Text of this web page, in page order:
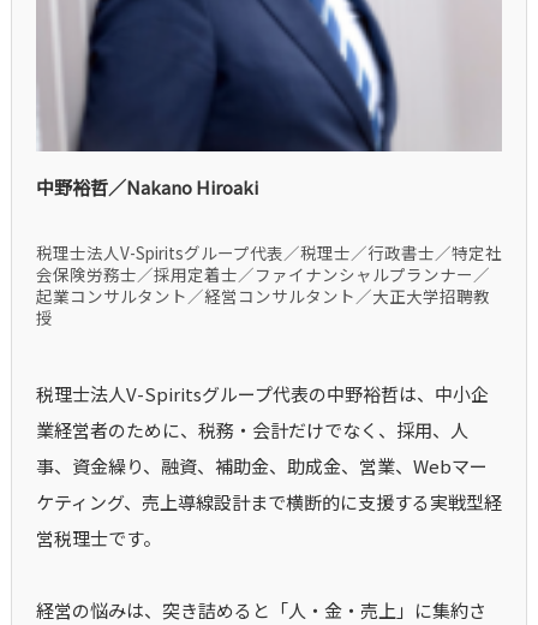
中野裕哲／Nakano Hiroaki
税理士法人V-Spiritsグループ代表／税理士／行政書士／特定社
会保険労務士／採用定着士／ファイナンシャルプランナー／
起業コンサルタント／経営コンサルタント／大正大学招聘教
授
税理士法人V-Spiritsグループ代表の中野裕哲は、中小企
業経営者のために、税務・会計だけでなく、採用、人
事、資金繰り、融資、補助金、助成金、営業、Webマー
ケティング、売上導線設計まで横断的に支援する実戦型経
営税理士です。
経営の悩みは、突き詰めると「人・金・売上」に集約さ